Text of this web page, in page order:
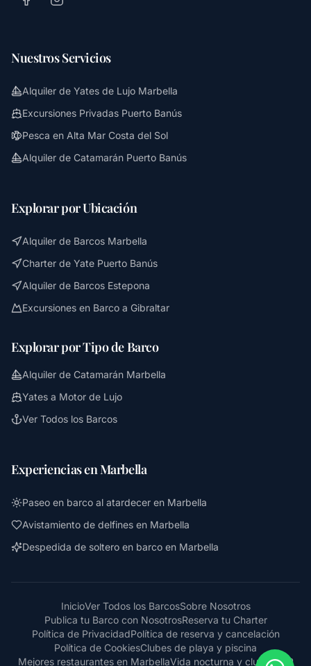
Nuestros Servicios
Alquiler de Yates de Lujo Marbella
Excursiones Privadas Puerto Banús
Pesca en Alta Mar Costa del Sol
Alquiler de Catamarán Puerto Banús
Explorar por Ubicación
Alquiler de Barcos Marbella
Charter de Yate Puerto Banús
Alquiler de Barcos Estepona
Excursiones en Barco a Gibraltar
Explorar por Tipo de Barco
Alquiler de Catamarán Marbella
Yates a Motor de Lujo
Ver Todos los Barcos
Experiencias en Marbella
Paseo en barco al atardecer en Marbella
Avistamiento de delfines en Marbella
Despedida de soltero en barco en Marbella
InicioVer Todos los BarcosSobre Nosotros
Publica tu Barco con NosotrosReserva tu Charter
Política de PrivacidadPolítica de reserva y cancelación
Política de CookiesClubes de playa y piscina
Mejores restaurantes en MarbellaVida nocturna y clubes VIP